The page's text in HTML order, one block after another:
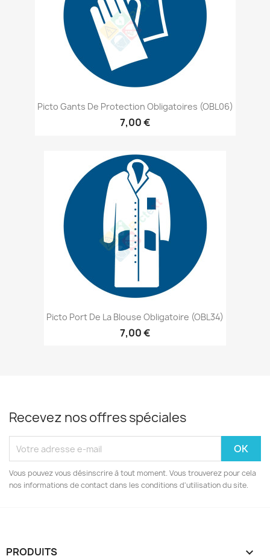
Picto Gants De Protection Obligatoires (OBL06)
7,00 €
Picto Port De La Blouse Obligatoire (OBL34)
7,00 €
Recevez nos offres spéciales
Vous pouvez vous désinscrire à tout moment. Vous trouverez pour cela
nos informations de contact dans les conditions d'utilisation du site.
PRODUITS 